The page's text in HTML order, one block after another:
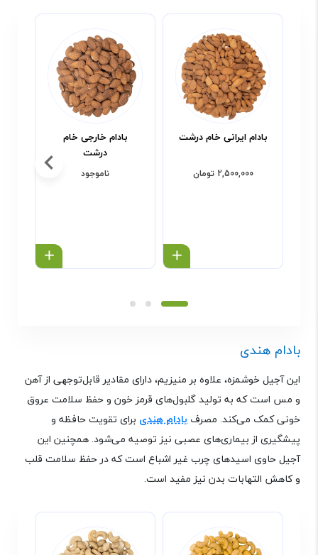
بادام ایرانی خام درشت
2,500,000 تومان
بادام خارجی خام
درشت
ناموجود
بادام‌ هندی
این آجیل خوشمزه، علاوه بر منیزیم، دارای مقادیر قابل‌توجهی از آهن
و مس است که به تولید گلبول‌های قرمز خون و حفظ سلامت عروق
خونی کمک می‌کند. مصرف بادام‌ هندی برای تقویت حافظه و
پیشگیری از بیماری‌های عصبی نیز توصیه می‌شود. همچنین این
آجیل حاوی اسیدهای چرب غیر اشباع است که در حفظ سلامت قلب
و کاهش التهابات بدن نیز مفید است.